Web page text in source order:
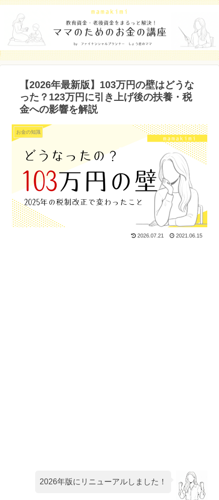
【2026年最新版】103万円の壁はどうな
った？123万円に引き上げ後の扶養・税
金への影響を解説
お金の知識
2026.07.21 2021.06.15
2026年版にリニューアルしました！